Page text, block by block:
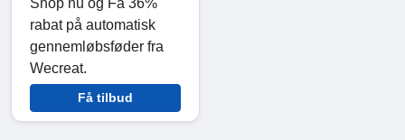
Shop nu og Få 36%
rabat på automatisk
gennemløbsføder fra
Wecreat.
Få tilbud